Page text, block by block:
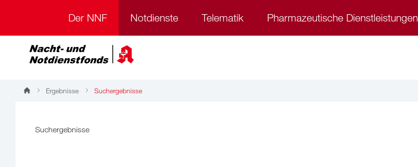
Der NNF Notdienste Telematik Pharmazeutische Dienstleistungen
Ergebnisse Suchergebnisse
Suchergebnisse